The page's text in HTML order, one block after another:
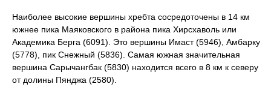
Наиболее высокие вершины хребта сосредоточены в 14 км
южнее пика Маяковского в района пика Хирсхаволь или
Академика Берга (6091). Это вершины Имаст (5946), Амбарку
(5778), пик Снежный (5836). Самая южная значительная
вершина Сарычангбак (5830) находится всего в 8 км к северу
от долины Пянджа (2580).